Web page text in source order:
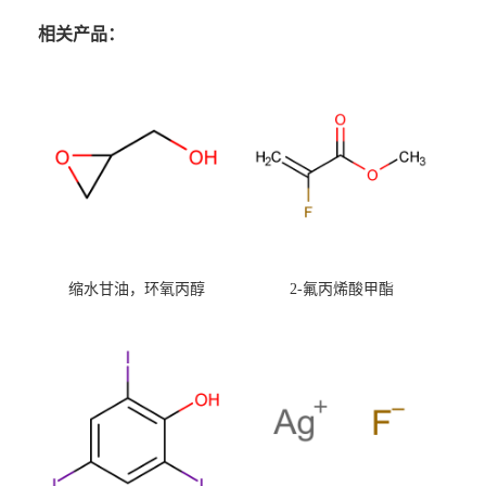
相关产品：
缩水甘油，环氧丙醇 2-氟丙烯酸甲酯